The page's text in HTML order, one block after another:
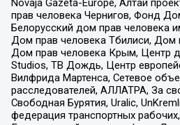
Novaja Gazeta-Europe, Алтай
прав человека Чернигов, Фонд
Белорусский дом прав человека
Дом прав человека Тбилиси, Дом
Дом прав человека Крым, Центр
Studios, ТВ Дождь, Центр
Вилфрида Мартенса, Сетевое
расследователей, АЛЛАТРА, За
Свободная Бурятия, Uralic,
федерация транспортных